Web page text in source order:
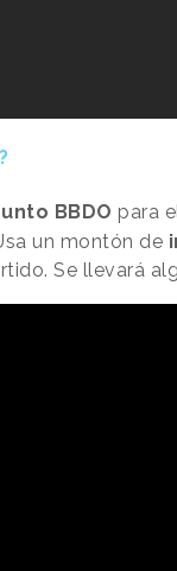
BBDO para
un montón de
Se llevará